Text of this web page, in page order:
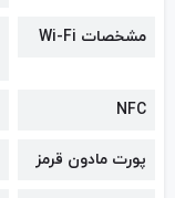
مشخصات Wi-Fi
NFC
پورت مادون قرمز